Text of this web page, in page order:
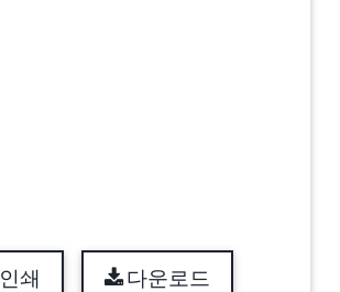
인쇄 다운로드